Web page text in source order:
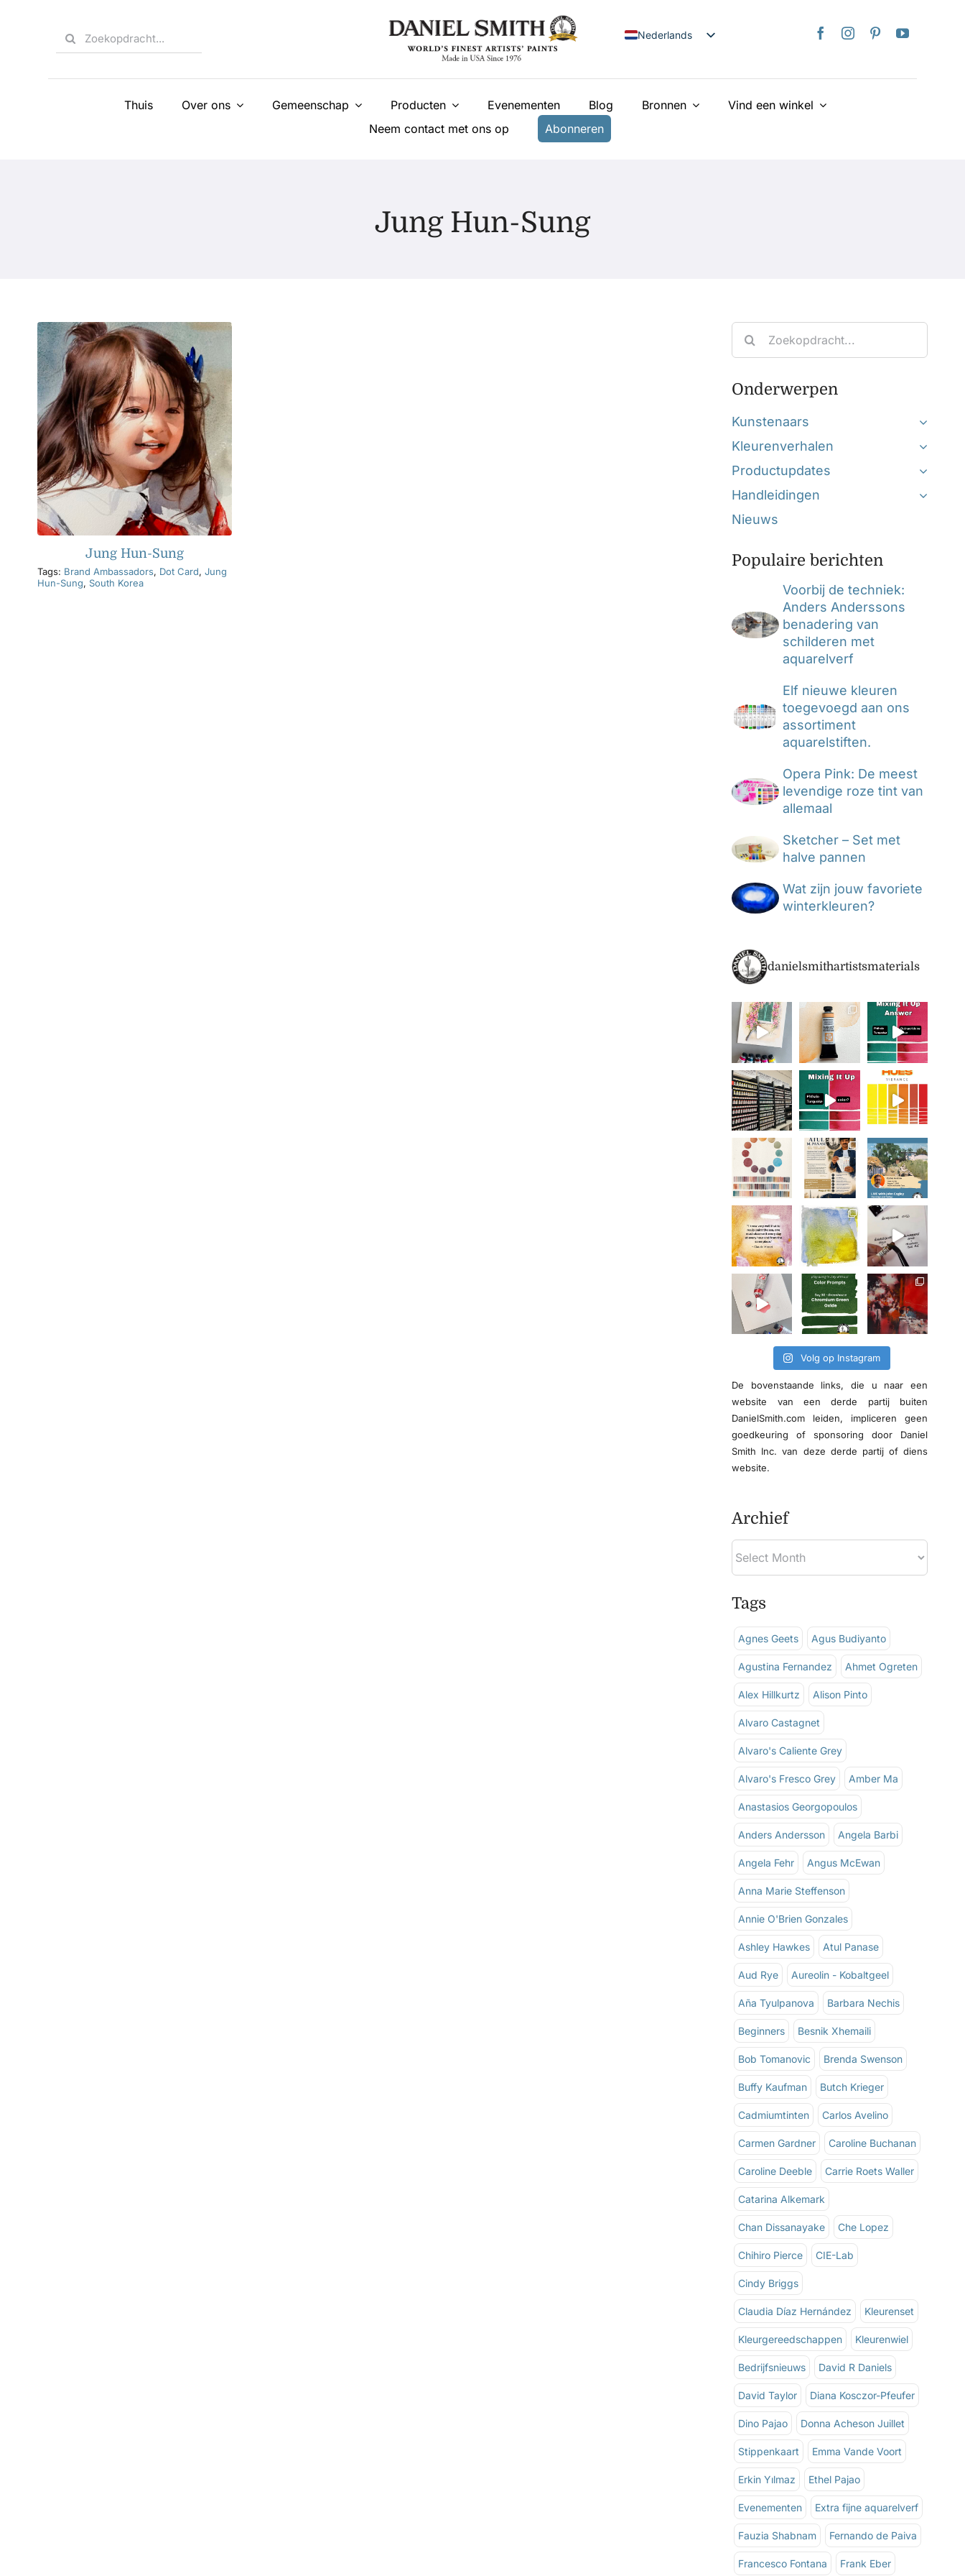
Search
for:
Nederlands
日本語
Français
Thuis Over ons Gemeenschap Producten Evenementen Blog Bronnen
Vind een winkel
Neem contact met ons op
Abonneren
Jung Hun-Sung
Jung Hun-Sung
Tags: Brand Ambassadors, Dot Card, Jung
Hun-Sung, South Korea
Search
for:
Onderwerpen
Kunstenaars
Kleurenverhalen
Productupdates
Handleidingen
Nieuws
Populaire berichten
Voorbij de techniek:
Anders Anderssons
benadering van
schilderen met
aquarelverf
Elf nieuwe kleuren
toegevoegd aan ons
assortiment
aquarelstiften.
Opera Pink: De meest
levendige roze tint van
allemaal
Sketcher – Set met
halve pannen
Wat zijn jouw favoriete
winterkleuren?
danielsmithartistsmaterials
Volg op Instagram
De bovenstaande links, die u naar een
website van een derde partij buiten
DanielSmith.com leiden, impliceren geen
goedkeuring of sponsoring door Daniel
Smith Inc. van deze derde partij of diens
website.
Archief
Tags
Agnes Geets Agus Budiyanto
Agustina Fernandez Ahmet Ogreten
Alex Hillkurtz Alison Pinto
Alvaro Castagnet
Alvaro's Caliente Grey
Alvaro's Fresco Grey Amber Ma
Anastasios Georgopoulos
Anders Andersson Angela Barbi
Angela Fehr Angus McEwan
Anna Marie Steffenson
Annie O'Brien Gonzales
Ashley Hawkes Atul Panase
Aud Rye Aureolin - Kobaltgeel
Aña Tyulpanova Barbara Nechis
Beginners Besnik Xhemaili
Bob Tomanovic Brenda Swenson
Buffy Kaufman Butch Krieger
Cadmiumtinten Carlos Avelino
Carmen Gardner Caroline Buchanan
Caroline Deeble Carrie Roets Waller
Catarina Alkemark
Chan Dissanayake Che Lopez
Chihiro Pierce CIE-Lab
Cindy Briggs
Claudia Díaz Hernández Kleurenset
Kleurgereedschappen Kleurenwiel
Bedrijfsnieuws David R Daniels
David Taylor Diana Kosczor-Pfeufer
Dino Pajao Donna Acheson Juillet
Stippenkaart Emma Vande Voort
Erkin Yılmaz Ethel Pajao
Evenementen Extra fijne aquarelverf
Fauzia Shabnam Fernando de Paiva
Francesco Fontana Frank Eber